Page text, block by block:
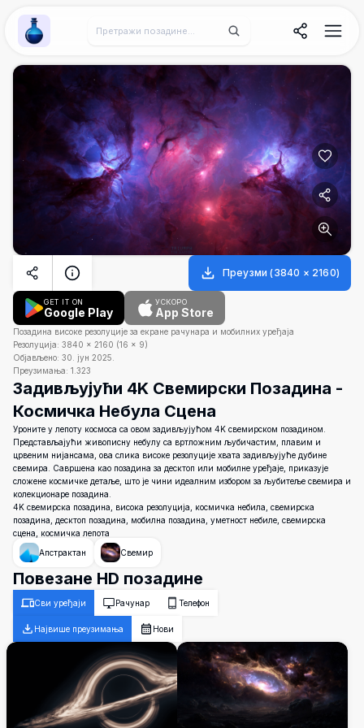
Wallpaper Alchemy
Преузми (3840 × 2160)
GET IT ON
Google Play
УСКОРО
App Store
Позадина високе резолуције за екране рачунара и мобилних уређаја
Резолуција: 3840 × 2160 (16 × 9)
Објављено: 30. јун 2025.
Преузимања: 1.323
Задивљујући 4K Свемирски Позадина -
Космичка Небула Сцена
Уроните у лепоту космоса са овом задивљујућом 4K свемирском позадином.
Представљајући живописну небулу са вртложним љубичастим, плавим и
црвеним нијансама, ова слика високе резолуције хвата задивљујуће дубине
свемира. Савршена као позадина за десктоп или мобилне уређаје, приказује
сложене космичке детаље, што је чини идеалним избором за љубитеље свемира и
колекционаре позадина.
4K свемирска позадина, висока резолуција, космичка небила, свемирска
позадина, десктоп позадина, мобилна позадина, уметност небиле, свемирска
сцена, космичка лепота
Апстрактан
Свемир
Повезане HD позадине
Сви уређаји Рачунар Телефон
Највише преузимања Нови